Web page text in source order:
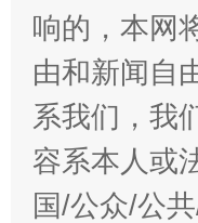
响的，本网
由和新闻自
系我们，我
容系本人或
国/公众/公